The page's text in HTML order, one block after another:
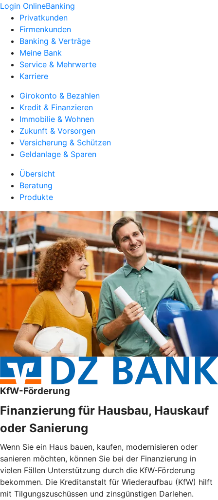
Login OnlineBanking
Privatkunden
Firmenkunden
Banking & Verträge
Meine Bank
Service & Mehrwerte
Karriere
Girokonto & Bezahlen
Kredit & Finanzieren
Immobilie & Wohnen
Zukunft & Vorsorgen
Versicherung & Schützen
Geldanlage & Sparen
Übersicht
Beratung
Produkte
KfW-Förderung
Finanzierung für Hausbau, Hauskauf
oder Sanierung
Wenn Sie ein Haus bauen, kaufen, modernisieren oder
sanieren möchten, können Sie bei der Finanzierung in
vielen Fällen Unterstützung durch die KfW-Förderung
bekommen. Die Kreditanstalt für Wiederaufbau (KfW) hilft
mit Tilgungszuschüssen und zinsgünstigen Darlehen.